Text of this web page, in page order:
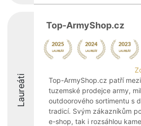
Laureáti
Top-ArmyShop.cz
Top-ArmyShop.cz patří
tuzemské prodejce army,
outdoorového sortimentu s
tradicí. Svým zákazníkům
e-shop, tak i rozsáhlou